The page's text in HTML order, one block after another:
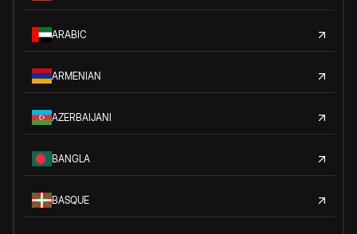
ARABIC
ARMENIAN
AZERBAIJANI
BANGLA
BASQUE